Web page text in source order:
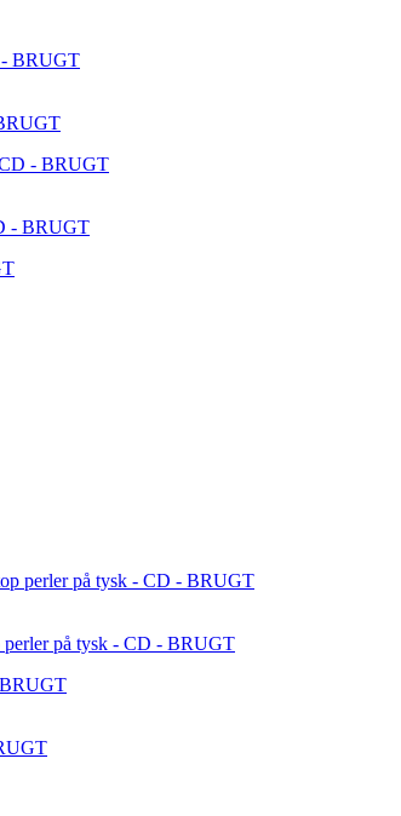
- BRUGT
perler på tysk - CD - BRUGT